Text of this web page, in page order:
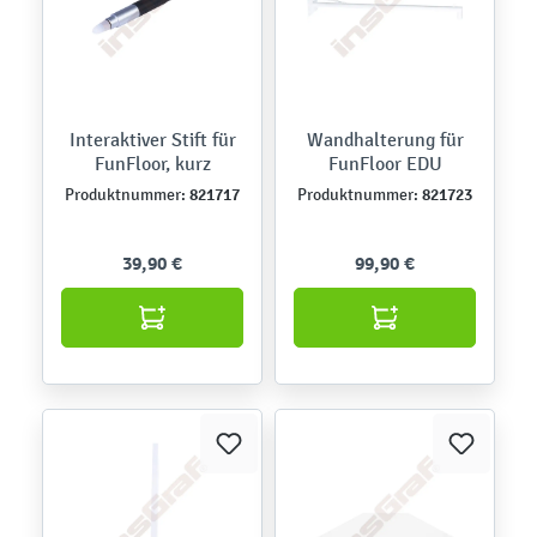
Interaktiver Stift für
FunFloor, kurz
Produktnummer: 821717
39,90 €
Wandhalterung für
FunFloor EDU
Produktnummer: 821723
99,90 €